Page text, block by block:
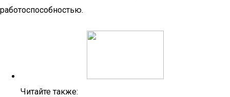
работоспособностью.
Читайте также: